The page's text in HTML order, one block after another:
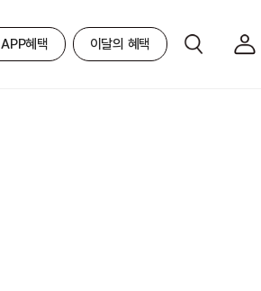
APP혜택 이달의 혜택